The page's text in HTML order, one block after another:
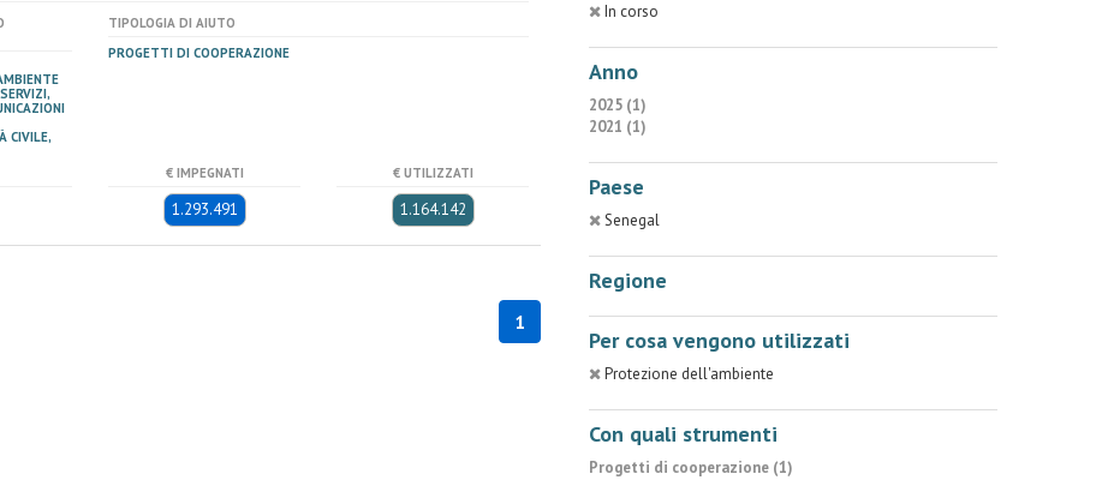
CIVILE,
TIPOLOGIA DI AIUTO
PROGETTI DI COOPERAZIONE
€ IMPEGNATI
1.293.491
€ UTILIZZATI
1.164.142
1
In corso
Anno
2025 (1)
2021 (1)
Paese
Senegal
Regione
Per cosa vengono utilizzati
Protezione dell'ambiente
Con quali strumenti
Progetti di cooperazione (1)